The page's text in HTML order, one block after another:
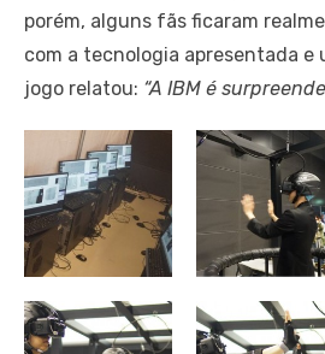
porém, alguns fãs ficaram
com a tecnologia apresentada
jogo relatou: “A IBM é